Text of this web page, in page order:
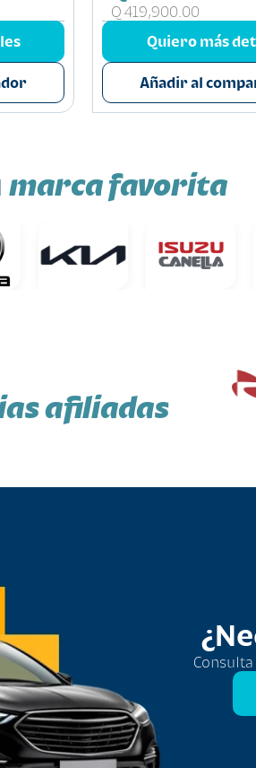
Q 419,900.00
Quiero más
Añadir al
marca favorita
afiliadas